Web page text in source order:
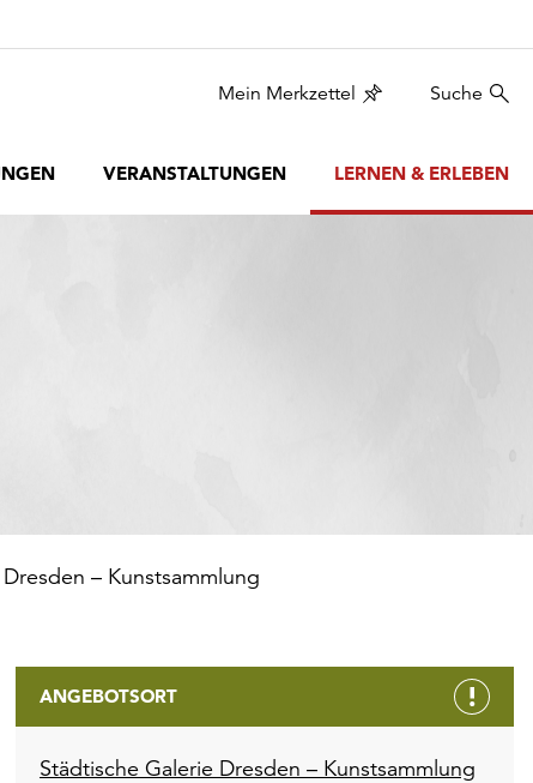
Mein Merkzettel Suche
VERANSTALTUNGEN LERNEN & ERLEBEN
– Kunstsammlung
ANGEBOTSORT
Städtische Galerie Dresden – Kunstsammlung